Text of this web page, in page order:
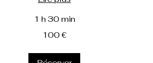
1 h 30 min
100 €